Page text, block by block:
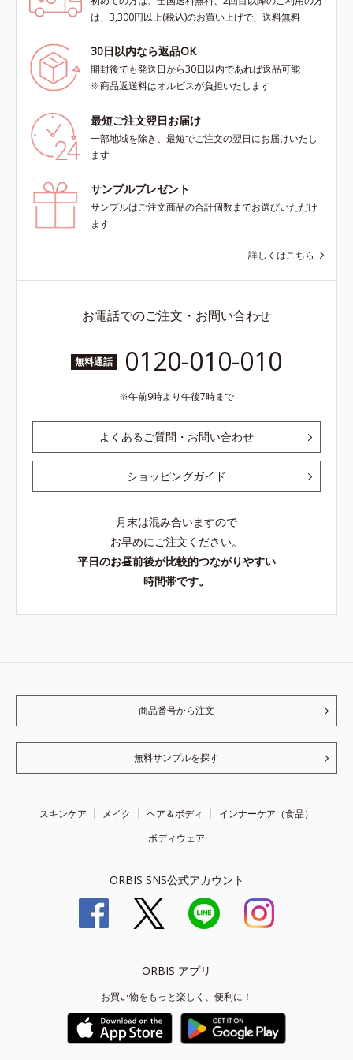
は、3,300円以上(税込)のお買い上げで、送料無料
30日以内なら返品OK
開封後でも発送日から30日以内であれば返品可能
※商品返送料はオルビスが負担いたします
最短ご注文翌日お届け
一部地域を除き、最短でご注文の翌日にお届けいたし
ます
サンプルプレゼント
サンプルはご注文商品の合計個数までお選びいただけ
ます
詳しくはこちら
お電話でのご注文・お問い合わせ
無料通話 0120-010-010
午前9時より午後7時まで
よくあるご質問・お問い合わせ
ショッピングガイド
月末は混み合いますので
お早めにご注文ください。
平日のお昼前後が比較的つながりやすい
時間帯です。
商品番号から注文
無料サンプルを探す
スキンケア メイク ヘア＆ボディ
インナーケア（食品）
ボディウェア
ORBIS SNS公式アカウント
ORBIS アプリ
お買い物をもっと楽しく、便利に！